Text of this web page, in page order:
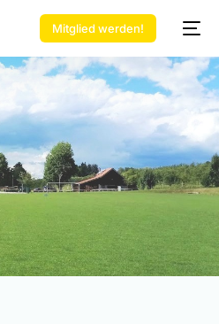
Mitglied werden!